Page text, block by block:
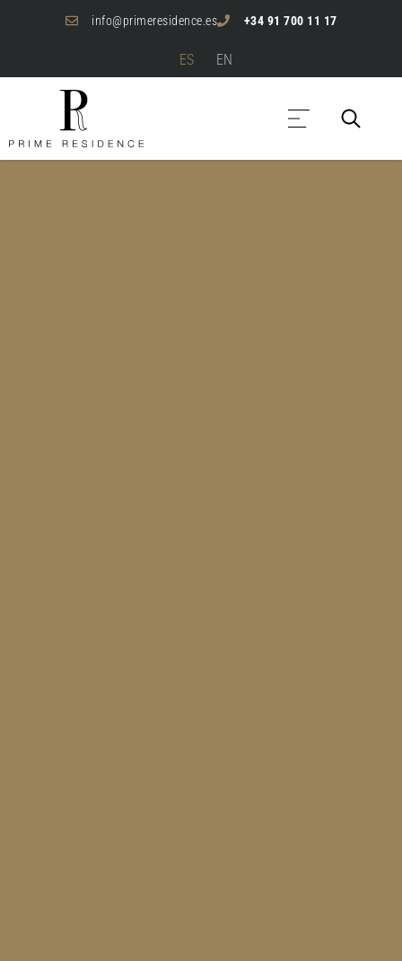
info@primeresidence.es +34 91 700 11 17
ES EN